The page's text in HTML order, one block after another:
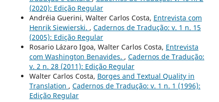
(2020): Edição Regular
Andréia Guerini, Walter Carlos Costa, Entrevista com
Henrik Siewierski. , Cadernos de Tradução: v. 1 n. 15
(2005): Edição Regular
Rosario Lázaro Igoa, Walter Carlos Costa, Entrevista
com Washington Benavides. , Cadernos de Tradução:
v. 2 n. 28 (2011): Edição Regular
Walter Carlos Costa, Borges and Textual Quality in
Translation , Cadernos de Tradução: v. 1 n. 1 (1996):
Edição Regular